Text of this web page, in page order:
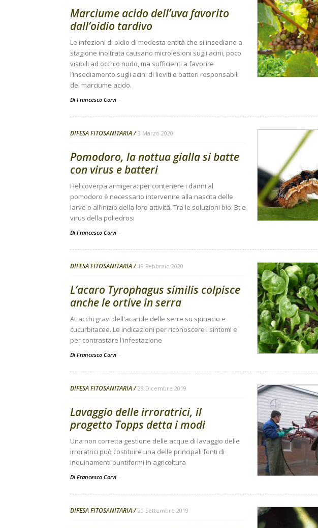
Marciume acido dell’uva favorito
dall’oidio tardivo
Le infezioni di oidio di modesta entità che si insediano a
stagione inoltrata causano microlesioni sugli acini, poco
visibili ad occhio nudo, ma sufficienti a favorire
l’insediamento sugli acini di lieviti e batteri responsabili
del marciume acido.
Di Francesco Corvi -
DIFESA FITOSANITARIA 3 Marzo 2020
Pomodoro, la nottua gialla si batte
con virus e batteri
Helicoverpa armigera: per contenere i danni al
pomodoro è necessario intervenire alla nascita delle
larve o all’inizio della loro attività. Tra le soluzioni bio: Bt e
virus della poliedrosi
Di Francesco Corvi -
DIFESA FITOSANITARIA 19 Febbraio 2020
L’acaro Tyrophagus similis colpisce
anche le ortive in serra
Attacchi gravi dell'acaride delle serre su spinacio e
cucurbitacee. Le indicazioni per riconoscere i sintomi e
per contrastare l'infestazione
Di Francesco Corvi -
DIFESA FITOSANITARIA 28 Dicembre 2019
Lavaggio delle irroratrici, il
progetto Topps detta i modi
Una non corretta gestione delle acque di lavaggio delle
irroratrici può costituire una delle principali fonti di
inquinamenti puntiformi in agricoltura
Di Francesco Corvi -
DIFESA FITOSANITARIA 20 Settembre 2019